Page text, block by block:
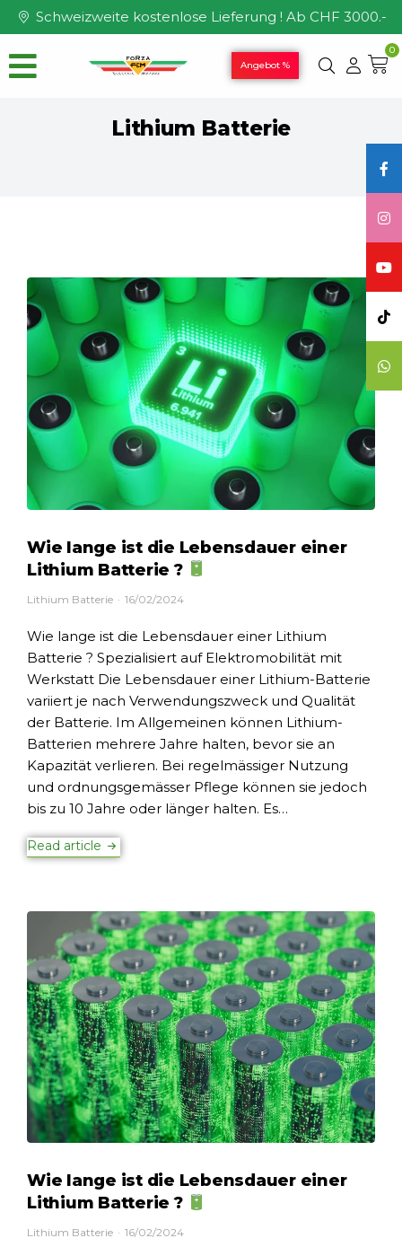
Schweizweite kostenlose Lieferung ! Ab CHF 3000.-
Angebot %
0
Lithium Batterie
Wie lange ist die Lebensdauer einer
Lithium Batterie ?
Lithium Batterie 16/02/2024
Wie lange ist die Lebensdauer einer Lithium
Batterie ? Spezialisiert auf Elektromobilität mit
Werkstatt Die Lebensdauer einer Lithium-Batterie
variiert je nach Verwendungszweck und Qualität
der Batterie. Im Allgemeinen können Lithium-
Batterien mehrere Jahre halten, bevor sie an
Kapazität verlieren. Bei regelmässiger Nutzung
und ordnungsgemässer Pflege können sie jedoch
bis zu 10 Jahre oder länger halten. Es…
Read article
Wie lange ist die Lebensdauer einer
Lithium Batterie ?
Lithium Batterie 16/02/2024